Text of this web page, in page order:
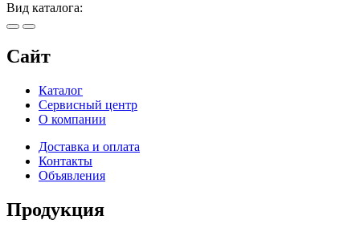
Вид каталога:
Сайт
Каталог
Сервисный центр
О компании
Доставка и оплата
Контакты
Объявления
Продукция